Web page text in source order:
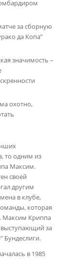
за сборную
да Копа”
значимость –
охотно,
то одним из
Максим.
своей
другим
в клубе,
которая
Максим Криппа
за
в 1985